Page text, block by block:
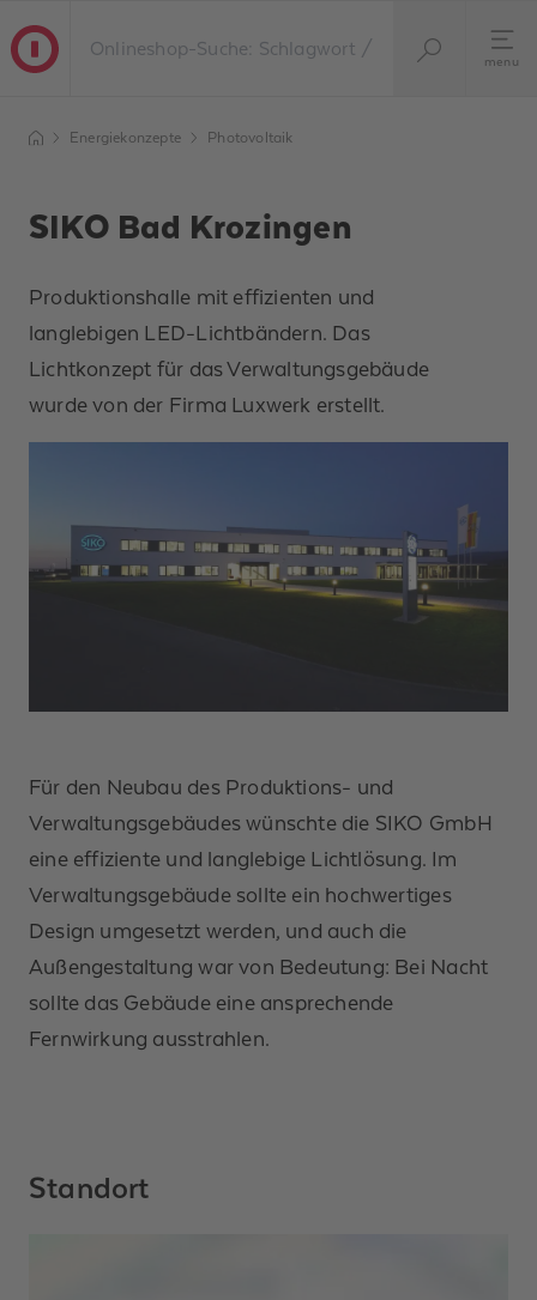
menu
Energiekonzepte Photovoltaik
SIKO Bad Krozingen
Produktionshalle mit effizienten und
langlebigen LED-Lichtbändern. Das
Lichtkonzept für das Verwaltungsgebäude
wurde von der Firma Luxwerk erstellt.
Für den Neubau des Produktions- und
Verwaltungsgebäudes wünschte die SIKO GmbH
eine effiziente und langlebige Lichtlösung. Im
Verwaltungsgebäude sollte ein hochwertiges
Design umgesetzt werden, und auch die
Außengestaltung war von Bedeutung: Bei Nacht
sollte das Gebäude eine ansprechende
Fernwirkung ausstrahlen.
Standort